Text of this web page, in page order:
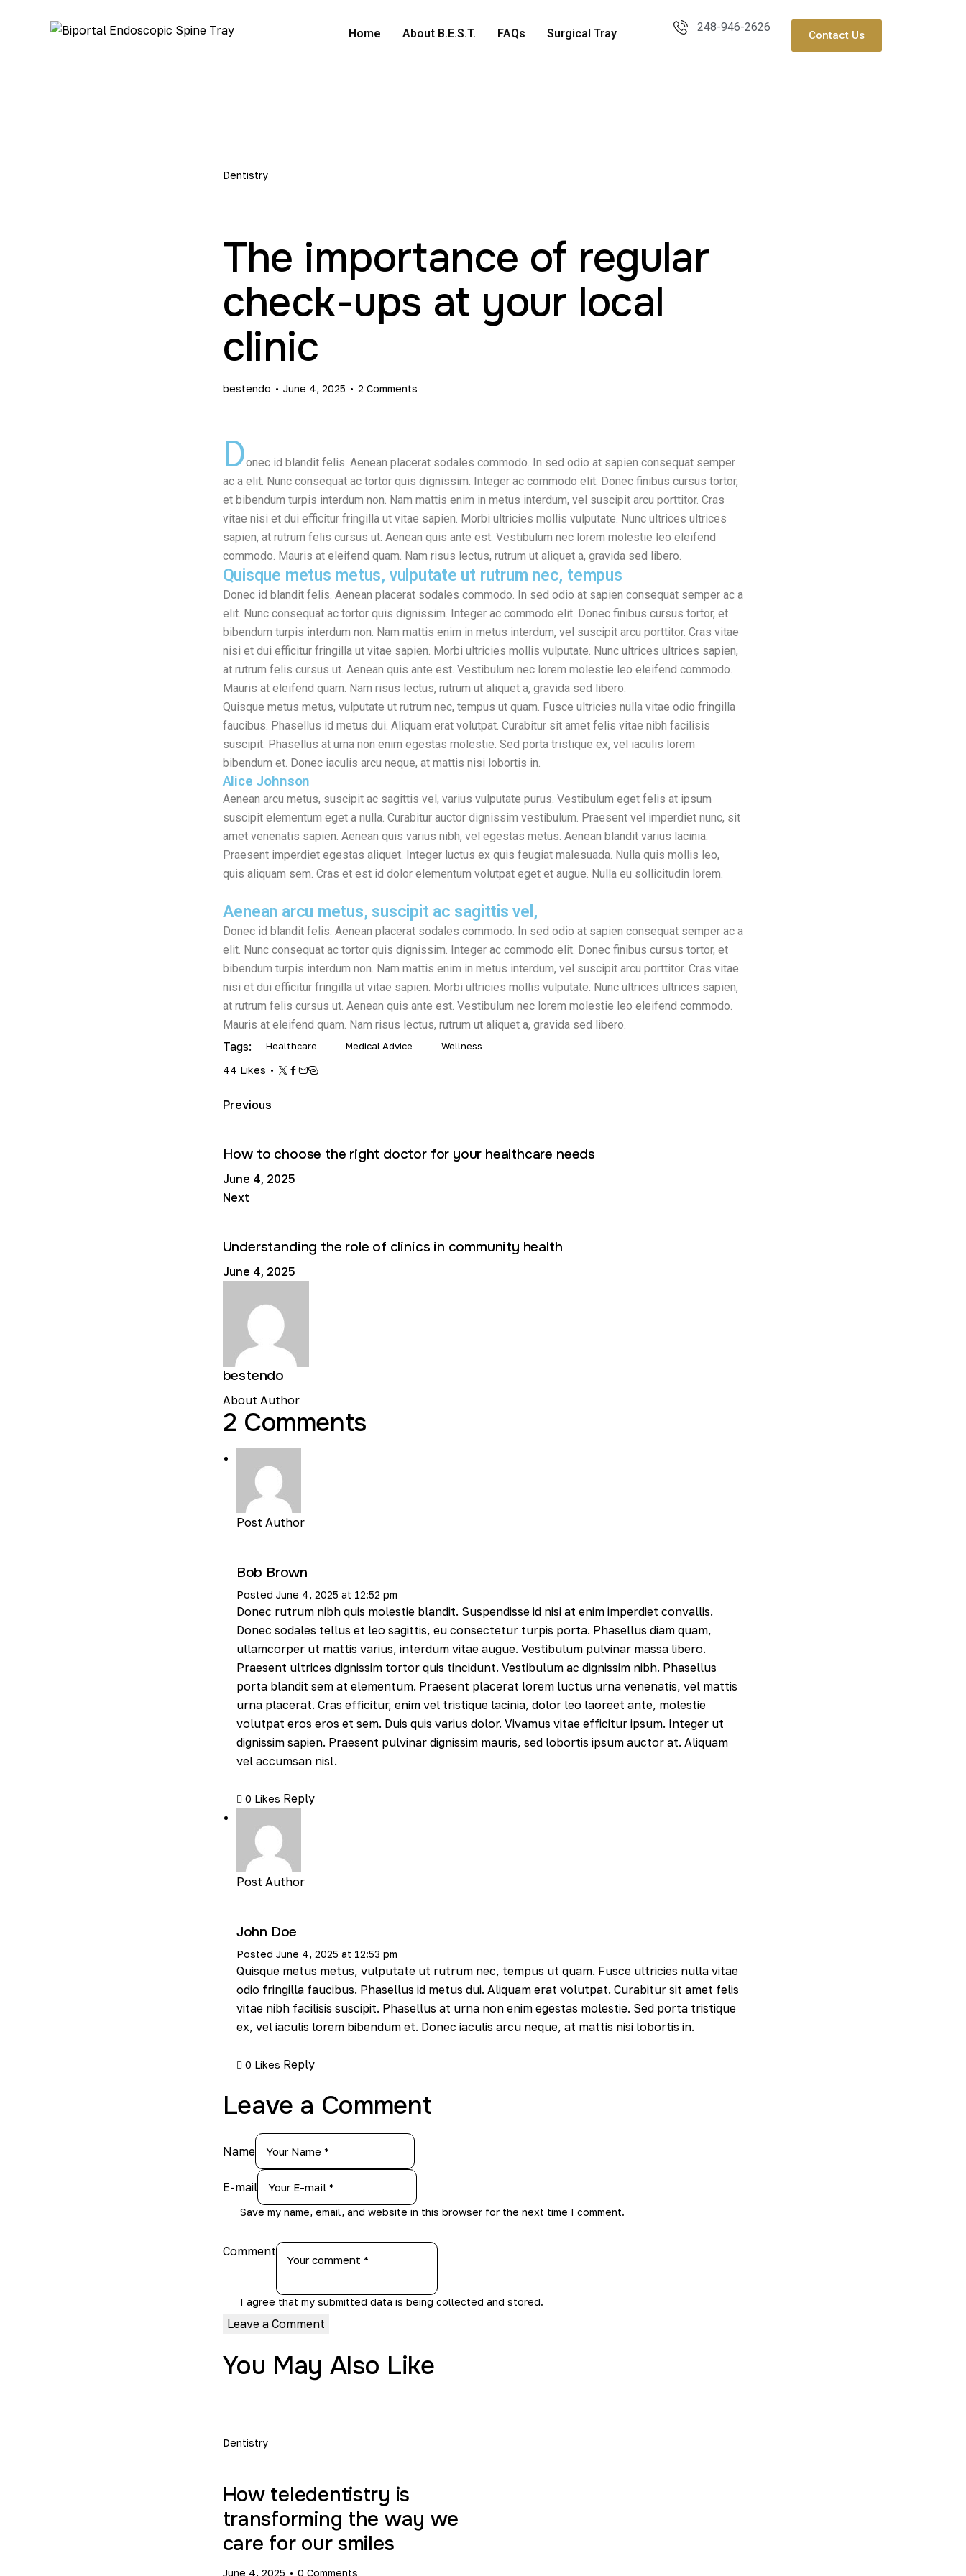
Home About B.E.S.T. FAQs Surgical Tray 248-946-2626
Contact Us
Dentistry
The importance of regular
check-ups at your local
clinic
bestendo June 4, 2025 2 Comments
Donec id blandit felis. Aenean placerat sodales commodo. In sed odio at sapien consequat semper
ac a elit. Nunc consequat ac tortor quis dignissim. Integer ac commodo elit. Donec finibus cursus tortor,
et bibendum turpis interdum non. Nam mattis enim in metus interdum, vel suscipit arcu porttitor. Cras
vitae nisi et dui efficitur fringilla ut vitae sapien. Morbi ultricies mollis vulputate. Nunc ultrices ultrices
sapien, at rutrum felis cursus ut. Aenean quis ante est. Vestibulum nec lorem molestie leo eleifend
commodo. Mauris at eleifend quam. Nam risus lectus, rutrum ut aliquet a, gravida sed libero.
Quisque metus metus, vulputate ut rutrum nec, tempus
Donec id blandit felis. Aenean placerat sodales commodo. In sed odio at sapien consequat semper ac a
elit. Nunc consequat ac tortor quis dignissim. Integer ac commodo elit. Donec finibus cursus tortor, et
bibendum turpis interdum non. Nam mattis enim in metus interdum, vel suscipit arcu porttitor. Cras vitae
nisi et dui efficitur fringilla ut vitae sapien. Morbi ultricies mollis vulputate. Nunc ultrices ultrices sapien,
at rutrum felis cursus ut. Aenean quis ante est. Vestibulum nec lorem molestie leo eleifend commodo.
Mauris at eleifend quam. Nam risus lectus, rutrum ut aliquet a, gravida sed libero.
Quisque metus metus, vulputate ut rutrum nec, tempus ut quam. Fusce ultricies nulla vitae odio fringilla
faucibus. Phasellus id metus dui. Aliquam erat volutpat. Curabitur sit amet felis vitae nibh facilisis
suscipit. Phasellus at urna non enim egestas molestie. Sed porta tristique ex, vel iaculis lorem
bibendum et. Donec iaculis arcu neque, at mattis nisi lobortis in.
Alice Johnson
Aenean arcu metus, suscipit ac sagittis vel, varius vulputate purus. Vestibulum eget felis at ipsum
suscipit elementum eget a nulla. Curabitur auctor dignissim vestibulum. Praesent vel imperdiet nunc, sit
amet venenatis sapien. Aenean quis varius nibh, vel egestas metus. Aenean blandit varius lacinia.
Praesent imperdiet egestas aliquet. Integer luctus ex quis feugiat malesuada. Nulla quis mollis leo,
quis aliquam sem. Cras et est id dolor elementum volutpat eget et augue. Nulla eu sollicitudin lorem.
Aenean arcu metus, suscipit ac sagittis vel,
Donec id blandit felis. Aenean placerat sodales commodo. In sed odio at sapien consequat semper ac a
elit. Nunc consequat ac tortor quis dignissim. Integer ac commodo elit. Donec finibus cursus tortor, et
bibendum turpis interdum non. Nam mattis enim in metus interdum, vel suscipit arcu porttitor. Cras vitae
nisi et dui efficitur fringilla ut vitae sapien. Morbi ultricies mollis vulputate. Nunc ultrices ultrices sapien,
at rutrum felis cursus ut. Aenean quis ante est. Vestibulum nec lorem molestie leo eleifend commodo.
Mauris at eleifend quam. Nam risus lectus, rutrum ut aliquet a, gravida sed libero.
Tags: Healthcare Medical Advice Wellness
44 Likes
Previous
How to choose the right doctor for your healthcare needs
June 4, 2025
Next
Understanding the role of clinics in community health
June 4, 2025
bestendo
About Author
2 Comments
Post Author
Bob Brown
Posted June 4, 2025 at 12:52 pm
Donec rutrum nibh quis molestie blandit. Suspendisse id nisi at enim imperdiet convallis.
Donec sodales tellus et leo sagittis, eu consectetur turpis porta. Phasellus diam quam,
ullamcorper ut mattis varius, interdum vitae augue. Vestibulum pulvinar massa libero.
Praesent ultrices dignissim tortor quis tincidunt. Vestibulum ac dignissim nibh. Phasellus
porta blandit sem at elementum. Praesent placerat lorem luctus urna venenatis, vel mattis
urna placerat. Cras efficitur, enim vel tristique lacinia, dolor leo laoreet ante, molestie
volutpat eros eros et sem. Duis quis varius dolor. Vivamus vitae efficitur ipsum. Integer ut
dignissim sapien. Praesent pulvinar dignissim mauris, sed lobortis ipsum auctor at. Aliquam
vel accumsan nisl.
0 Likes Reply
Post Author
John Doe
Posted June 4, 2025 at 12:53 pm
Quisque metus metus, vulputate ut rutrum nec, tempus ut quam. Fusce ultricies nulla vitae
odio fringilla faucibus. Phasellus id metus dui. Aliquam erat volutpat. Curabitur sit amet felis
vitae nibh facilisis suscipit. Phasellus at urna non enim egestas molestie. Sed porta tristique
ex, vel iaculis lorem bibendum et. Donec iaculis arcu neque, at mattis nisi lobortis in.
0 Likes Reply
Leave a Comment
Name
E-mail
Save my name, email, and website in this browser for the next time I comment.
Comment
I agree that my submitted data is being collected and stored.
You May Also Like
Dentistry
How teledentistry is
transforming the way we
care for our smiles
June 4, 2025 0 Comments